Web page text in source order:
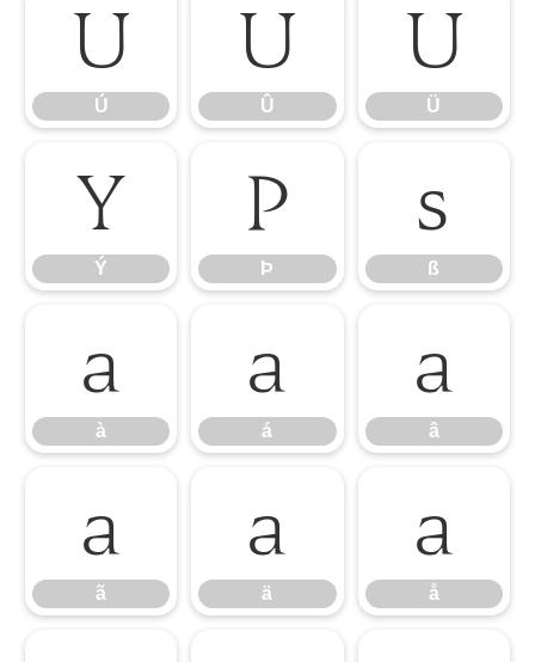
Ú
Ú
Û
Û
Ü
Ü
Ý
Ý
Þ
Þ
ß
ß
à
à
á
á
â
â
ã
ã
ä
ä
å
å